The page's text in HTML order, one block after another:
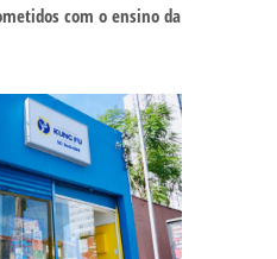
com o ensino da